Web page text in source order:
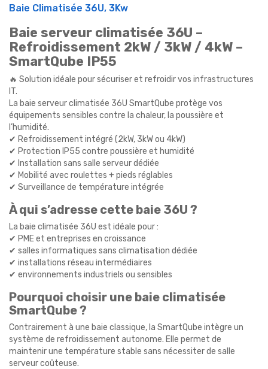
Baie Climatisée 36U, 3Kw
Baie serveur climatisée 36U –
Refroidissement 2kW / 3kW / 4kW –
SmartQube IP55
🔥 Solution idéale pour sécuriser et refroidir vos infrastructures
IT.
La baie serveur climatisée 36U SmartQube protège vos
équipements sensibles contre la chaleur, la poussière et
l’humidité.
✔ Refroidissement intégré (2kW, 3kW ou 4kW)
✔ Protection IP55 contre poussière et humidité
✔ Installation sans salle serveur dédiée
✔ Mobilité avec roulettes + pieds réglables
✔ Surveillance de température intégrée
À qui s’adresse cette baie 36U ?
La baie climatisée 36U est idéale pour :
✔ PME et entreprises en croissance
✔ salles informatiques sans climatisation dédiée
✔ installations réseau intermédiaires
✔ environnements industriels ou sensibles
Pourquoi choisir une baie climatisée
SmartQube ?
Contrairement à une baie classique, la SmartQube intègre un
système de refroidissement autonome. Elle permet de
maintenir une température stable sans nécessiter de salle
serveur coûteuse.